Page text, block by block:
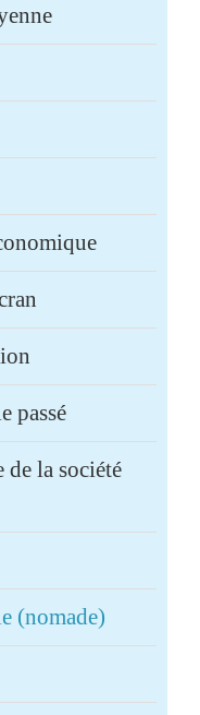
passé
de la société
(nomade)